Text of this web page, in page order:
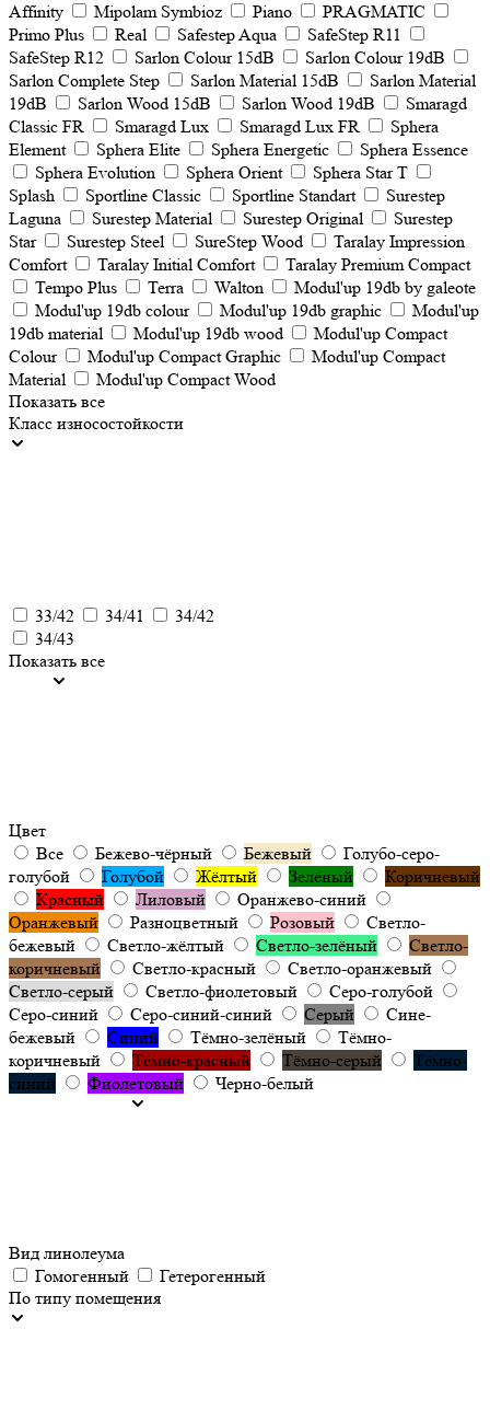
Affinity
Mipolam Symbioz Piano
PRAGMATIC
Primo Plus
Real Safestep Aqua
SafeStep R11
SafeStep R12
Sarlon Colour 15dB
Sarlon Colour 19dB
Sarlon Complete Step
Sarlon Material 15dB
Sarlon Material
19dB
Sarlon Wood 15dB Sarlon Wood 19dB
Smaragd
Classic FR
Smaragd Lux Smaragd Lux FR
Sphera
Element
Sphera Elite Sphera Energetic
Sphera Essence
Sphera Evolution
Sphera Orient
Sphera Star T
Splash
Sportline Classic Sportline Standart
Surestep
Laguna
Surestep Material Surestep Original
Surestep
Star
Surestep Steel SureStep Wood
Taralay Impression
Comfort
Taralay Initial Comfort
Taralay Premium Compact
Tempo Plus
Terra Walton
Мodul'up 19db by galeote
Мodul'up 19db colour
Мodul'up 19db graphic
Мodul'up
19db material
Мodul'up 19db wood
Мodul'up Compact
Colour
Мodul'up Compact Graphic
Мodul'up Compact
Material
Мodul'up Compact Wood
Показать все
Класс износостойкости
33/42 34/41
34/42
34/43
Показать все
Цвет
Все
Бежево-чёрный Бежевый
Голубо-серо-
голубой
Голубой Жёлтый Зелёный
Коричневый
Красный
Лиловый
Оранжево-синий
Оранжевый
Разноцветный Розовый
Светло-
бежевый
Светло-жёлтый Светло-зелёный
Светло-
коричневый
Светло-красный
Светло-оранжевый
Светло-серый
Светло-фиолетовый
Серо-голубой
Серо-синий
Серо-синий-синий Серый
Сине-
бежевый
Синий Тёмно-зелёный
Тёмно-
коричневый
Тёмно-красный Тёмно-серый
Тёмно-
синий
Фиолетовый Черно-белый
Вид линолеума
Гомогенный
Гетерогенный
По типу помещения